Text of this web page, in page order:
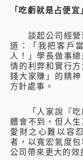
「吃虧就是占便
談起公司經營
道：「我把客戶
人！」學長做事
情的利弊和實行
錢大家賺」的精
方針處事。
「人家說『吃
體會不到，但人
愛財之心難以容
者，以寬宏氣度
公司帶來更大的效